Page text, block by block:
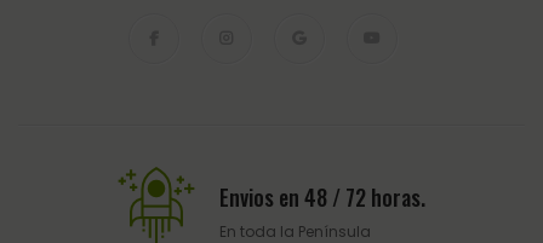
Envios en 48 / 72 horas.
En toda la Península